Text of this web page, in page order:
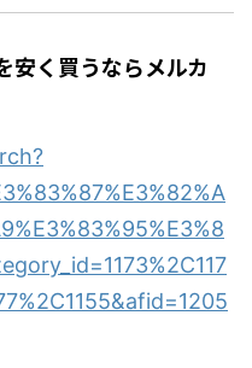
く買うならメルカ